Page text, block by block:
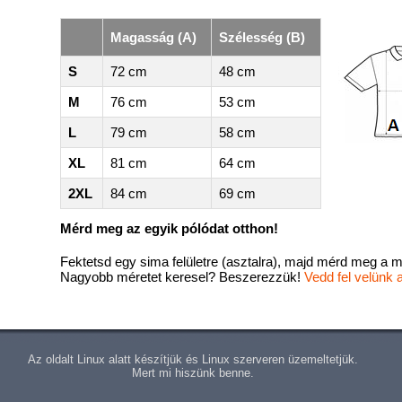
Magasság (A) Szélesség (B)
S 72 cm
48 cm
M
76 cm
53 cm
L
79 cm
58 cm
XL
81 cm
64 cm
2XL
84 cm 69 cm
Mérd meg az egyik pólódat otthon!
Fektetsd egy sima felületre (asztalra), majd mérd meg a
Nagyobb méretet keresel? Beszerezzük! Vedd fel velünk
Az oldalt Linux alatt készítjük és Linux szerveren üzemeltetjük.
Mert mi hiszünk benne.